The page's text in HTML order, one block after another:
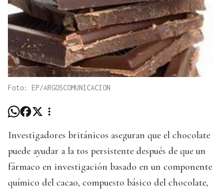
Foto: EP/ARGOSCOMUNICACION
Investigadores británicos aseguran que el chocolate
puede ayudar a la tos persistente después de que un
fármaco en investigación basado en un componente
químico del cacao, compuesto básico del chocolate,